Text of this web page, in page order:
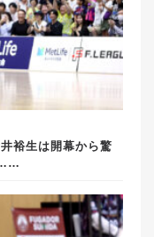
裕生は開幕から驚